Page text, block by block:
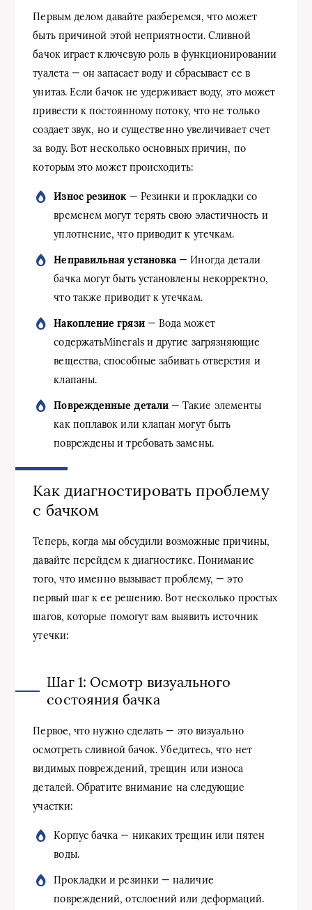
Первым делом давайте разберемся, что может
быть причиной этой неприятности. Сливной
бачок играет ключевую роль в функционировании
туалета — он запасает воду и сбрасывает ее в
унитаз. Если бачок не удерживает воду, это может
привести к постоянному потоку, что не только
создает звук, но и существенно увеличивает счет
за воду. Вот несколько основных причин, по
которым это может происходить:
Износ резинок — Резинки и прокладки со
временем могут терять свою эластичность и
уплотнение, что приводит к утечкам.
Неправильная установка— Иногда детали
бачка могут быть установлены некорректно,
что также приводит к утечкам.
Накопление грязи— Вода может
содержатьMinerals и другие загрязняющие
вещества, способные забивать отверстия и
клапаны.
Поврежденные детали— Такие элементы
как поплавок или клапан могут быть
повреждены и требовать замены.
Как диагностировать проблему
с бачком
Теперь, когда мы обсудили возможные причины,
давайте перейдем к диагностике. Понимание
того, что именно вызывает проблему, — это
первый шаг к ее решению. Вот несколько простых
шагов, которые помогут вам выявить источник
утечки:
Шаг 1: Осмотр визуального
состояния бачка
Первое, что нужно сделать — это визуально
осмотреть сливной бачок. Убедитесь, что нет
видимых повреждений, трещин или износа
деталей. Обратите внимание на следующие
участки:
Корпус бачка — никаких трещин или пятен
воды.
Прокладки и резинки — наличие
повреждений, отслоений или деформаций.